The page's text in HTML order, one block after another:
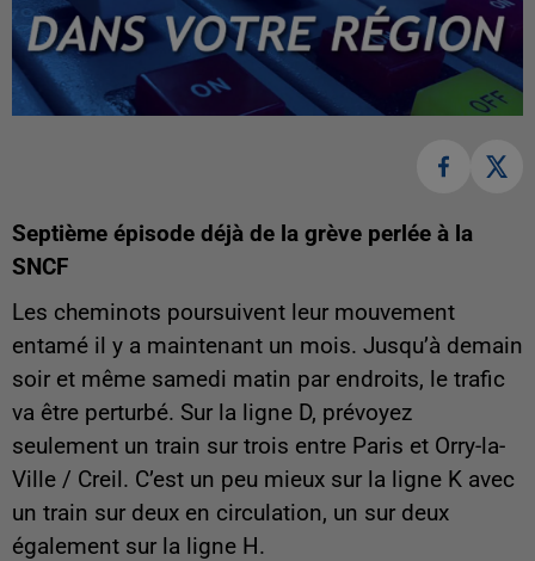
Septième épisode déjà de la grève perlée à la
SNCF
Les cheminots poursuivent leur mouvement
entamé il y a maintenant un mois. Jusqu’à demain
soir et même samedi matin par endroits, le trafic
va être perturbé. Sur la ligne D, prévoyez
seulement un train sur trois entre Paris et Orry-la-
Ville / Creil. C’est un peu mieux sur la ligne K avec
un train sur deux en circulation, un sur deux
également sur la ligne H.